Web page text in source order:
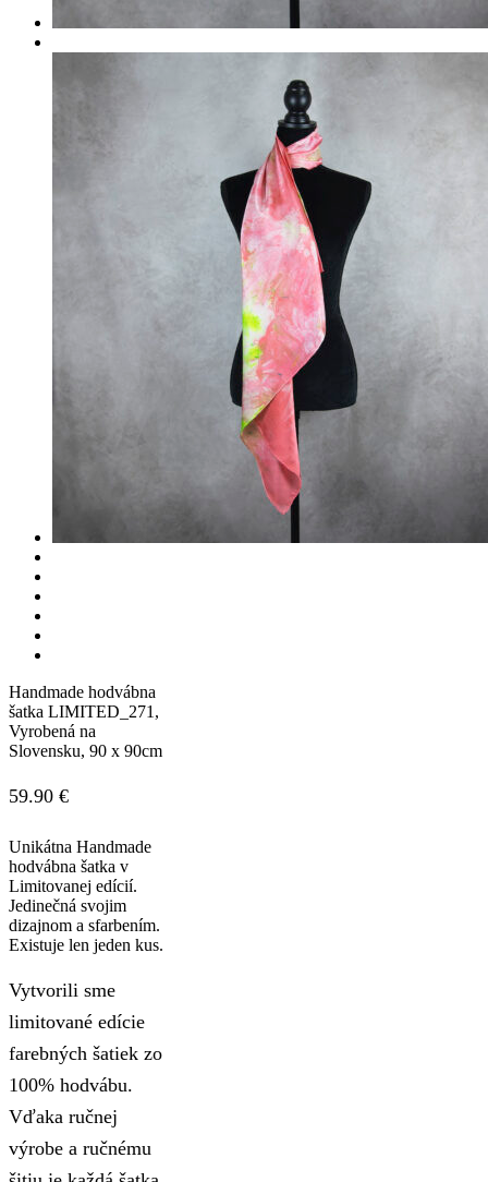
Handmade hodvábna
šatka LIMITED_271,
Vyrobená na
Slovensku, 90 x 90cm
59.90 €
Unikátna Handmade
hodvábna šatka v
Limitovanej edícií.
Jedinečná svojim
dizajnom a sfarbením.
Existuje len jeden kus.
Vytvorili sme
limitované edície
farebných šatiek zo
100% hodvábu.
Vďaka ručnej
výrobe a ručnému